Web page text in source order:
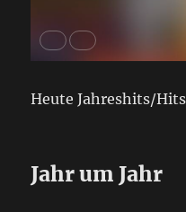
Heute Jahreshits/
Jahr um Jahr